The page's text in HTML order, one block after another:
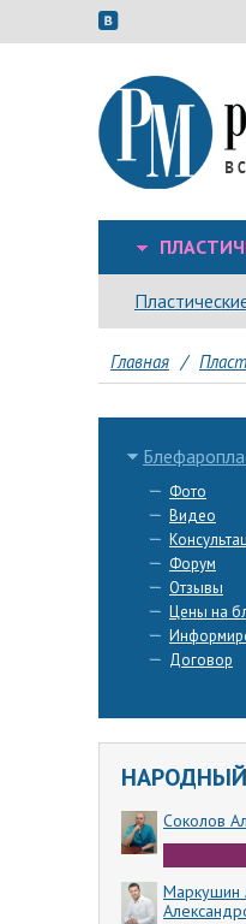
Главная /
Фото
Видео
Форум
Отзывы
Цены на
Договор
Соколов
Маркушин